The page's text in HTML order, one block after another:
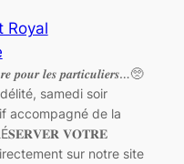
Royal
𝒑𝒐𝒖𝒓 𝒍𝒆𝒔 𝒑𝒂𝒓𝒕𝒊𝒄𝒖𝒍𝒊𝒆𝒓𝒔…🥺
samedi soir
de la
𝐕𝐎𝐓𝐑𝐄
sur notre site